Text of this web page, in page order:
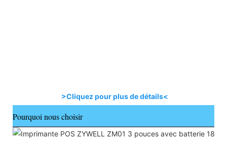
>Cliquez pour plus de détails<
Pourquoi nous choisir